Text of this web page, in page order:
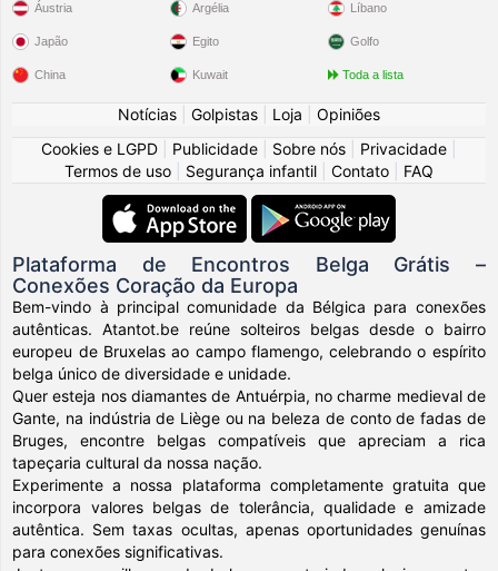
Áustria
Japão
China
Argélia
Egito
Kuwait
Líbano
Golfo
Toda a lista
Notícias Golpistas Loja
Opiniões
Cookies e LGPD
Publicidade Sobre nós Privacidade
Termos de uso
Segurança infantil Contato FAQ
Plataforma de Encontros Belga Grátis –
Conexões Coração da Europa
Bem-vindo à principal comunidade da Bélgica para conexões
autênticas. Atantot.be reúne solteiros belgas desde o bairro
europeu de Bruxelas ao campo flamengo, celebrando o espírito
belga único de diversidade e unidade.
Quer esteja nos diamantes de Antuérpia, no charme medieval de
Gante, na indústria de Liège ou na beleza de conto de fadas de
Bruges, encontre belgas compatíveis que apreciam a rica
tapeçaria cultural da nossa nação.
Experimente a nossa plataforma completamente gratuita que
incorpora valores belgas de tolerância, qualidade e amizade
autêntica. Sem taxas ocultas, apenas oportunidades genuínas
para conexões significativas.